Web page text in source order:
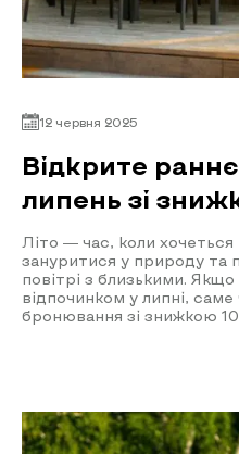
12 червня 2025
Відкрите
липень зі
Літо — час, коли
зануритися у природу та
повітрі з близькими.
відпочинком у липні,
бронювання зі знижкою